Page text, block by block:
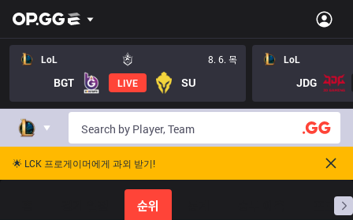
LoL 8. 6. 목
BGT LIVE SU
LoL
JDG
🌟 LCK 프로게이머에게 과외 받기!
순위 프로빌